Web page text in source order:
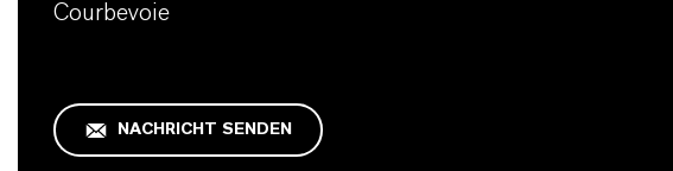
Courbevoie
NACHRICHT SENDEN